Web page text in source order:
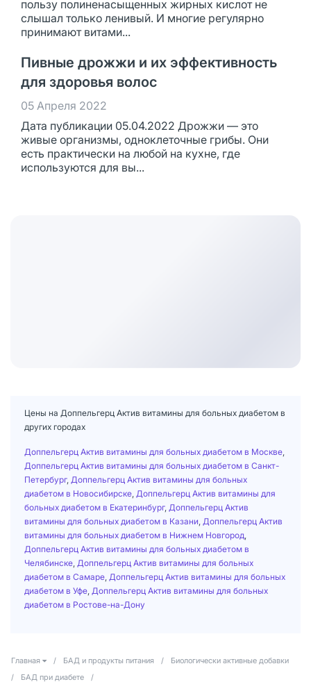
пользу полиненасыщенных жирных кислот не
слышал только ленивый. И многие регулярно
принимают витами...
Пивные дрожжи и их эффективность
для здоровья волос
05 Апреля 2022
Дата публикации 05.04.2022 Дрожжи — это
живые организмы, одноклеточные грибы. Они
есть практически на любой на кухне, где
используются для вы...
Цены на Доппельгерц Актив витамины для больных диабетом в
других городах
Доппельгерц Актив витамины для больных диабетом в Москве
Доппельгерц Актив витамины для больных диабетом в Санкт-
Петербург, Доппельгерц Актив витамины для больных
диабетом в Новосибирске Доппельгерц Актив витамины для
больных диабетом в Екатеринбург, Доппельгерц Актив
витамины для больных диабетом в Казани Доппельгерц Актив
витамины для больных диабетом в Нижнем Новгород
Доппельгерц Актив витамины для больных диабетом в
Челябинске Доппельгерц Актив витамины для больных
диабетом в Самаре Доппельгерц Актив витамины для больных
диабетом в Уфе Доппельгерц Актив витамины для больных
диабетом в Ростове-на-Дону
Главная / БАД и продукты питания /
Биологически активные добавки
/
БАД при диабете
/